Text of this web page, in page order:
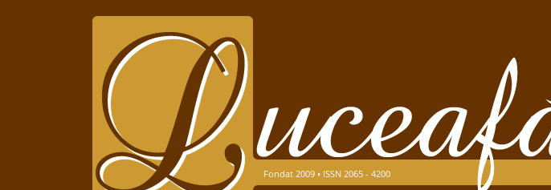
Fondat 2009 • ISSN 2065 - 4200